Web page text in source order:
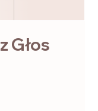
Głos